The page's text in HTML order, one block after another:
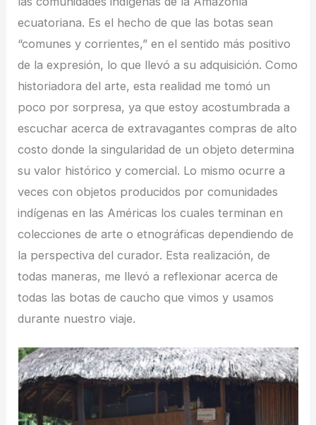
ecuatoriana. Es el hecho de que las botas sean
“comunes y corrientes,” en el sentido más positivo
de la expresión, lo que llevó a su adquisición. Como
historiadora del arte, esta realidad me tomó un
poco por sorpresa, ya que estoy acostumbrada a
escuchar acerca de extravagantes compras de alto
costo donde la singularidad de un objeto determina
su valor histórico y comercial. Lo mismo ocurre a
veces con objetos producidos por comunidades
indígenas en las Américas los cuales terminan en
colecciones de arte o etnográficas dependiendo de
la perspectiva del curador. Esta realización, de
todas maneras, me llevó a reflexionar acerca de
todas las botas de caucho que vimos y usamos
durante nuestro viaje.